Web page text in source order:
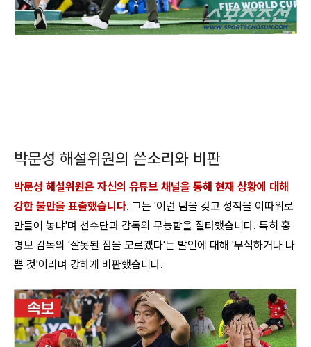
박문성 해설위원의 쓴소리와 비판
박문성 해설위원은 자신의 유튜브 채널을 통해 현재 상황에 대해
강한 불만을 표출했습니다. 그는 '이런 팀을 갖고 성적을 이따위로
만들어 놓냐'며 선수단과 감독의 무능함을 질타했습니다. 특히 홍
명보 감독의 '잘못된 점을 모르겠다'는 발언에 대해 '무식하거나 나
쁜 것'이라며 강하게 비판했습니다.